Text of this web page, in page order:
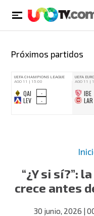
Próximos partidos
“¿Y si sí?”:
crece antes
30 junio, 2026 |